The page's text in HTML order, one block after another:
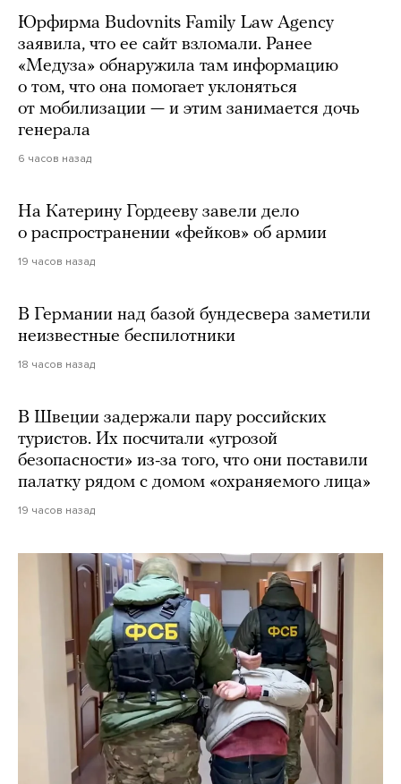
Юрфирма Budovnits Family Law Agency
заявила, что ее сайт взломали. Ранее
«Медуза» обнаружила там информацию
о том, что она помогает уклоняться
от мобилизации — и этим занимается дочь
генерала
6 часов назад
На Катерину Гордееву завели дело
о распространении «фейков» об армии
19 часов назад
В Германии над базой бундесвера заметили
неизвестные беспилотники
18 часов назад
В Швеции задержали пару российских
туристов. Их посчитали «угрозой
безопасности» из-за того, что они поставили
палатку рядом с домом «охраняемого лица»
19 часов назад